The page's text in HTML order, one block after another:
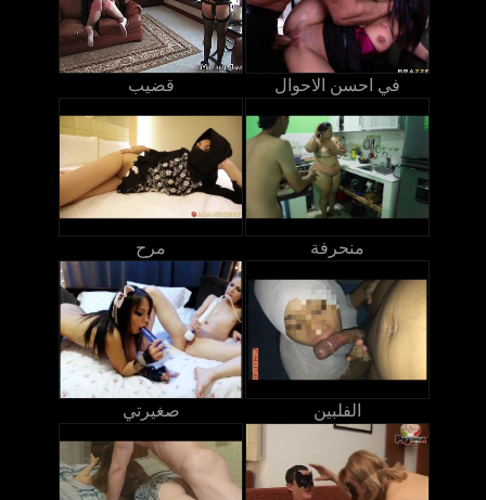
قضيب في احسن الاحوال
مرح منحرفة
صغيرتي الفلبين